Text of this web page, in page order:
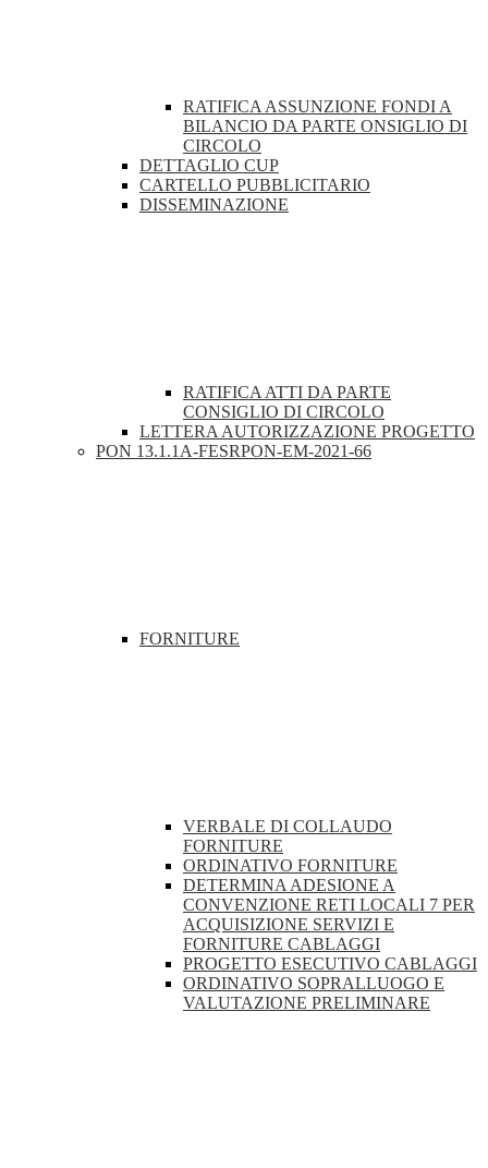
RATIFICA ASSUNZIONE FONDI A
BILANCIO DA PARTE ONSIGLIO DI
CIRCOLO
DETTAGLIO CUP
CARTELLO PUBBLICITARIO
DISSEMINAZIONE
RATIFICA ATTI DA PARTE
CONSIGLIO DI CIRCOLO
LETTERA AUTORIZZAZIONE PROGETTO
PON 13.1.1A-FESRPON-EM-2021-66
FORNITURE
VERBALE DI COLLAUDO
FORNITURE
ORDINATIVO FORNITURE
DETERMINA ADESIONE A
CONVENZIONE RETI LOCALI 7 PER
ACQUISIZIONE SERVIZI E
FORNITURE CABLAGGI
PROGETTO ESECUTIVO CABLAGGI
ORDINATIVO SOPRALLUOGO E
VALUTAZIONE PRELIMINARE